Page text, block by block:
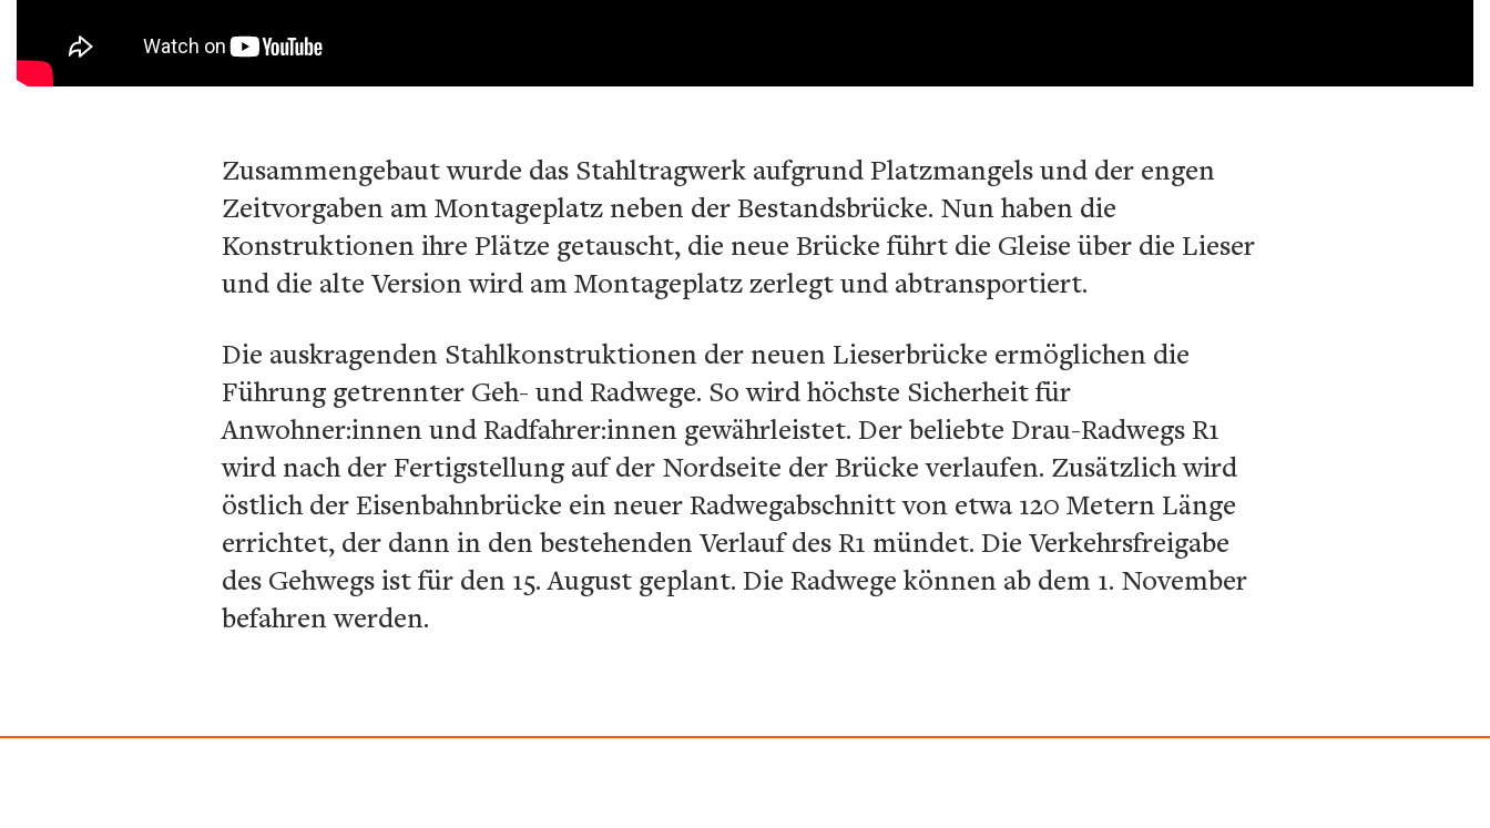
Zusammengebaut wurde das Stahltragwerk aufgrund Platzmangels und der engen
Zeitvorgaben am Montageplatz neben der Bestandsbrücke. Nun haben die
Konstruktionen ihre Plätze getauscht, die neue Brücke führt die Gleise über die Lieser
und die alte Version wird am Montageplatz zerlegt und abtransportiert.
Die auskragenden Stahlkonstruktionen der neuen Lieserbrücke ermöglichen die
Führung getrennter Geh- und Radwege. So wird höchste Sicherheit für
Anwohner:innen und Radfahrer:innen gewährleistet. Der beliebte Drau-Radwegs R1
wird nach der Fertigstellung auf der Nordseite der Brücke verlaufen. Zusätzlich wird
östlich der Eisenbahnbrücke ein neuer Radwegabschnitt von etwa 120 Metern Länge
errichtet, der dann in den bestehenden Verlauf des R1 mündet. Die Verkehrsfreigabe
des Gehwegs ist für den 15. August geplant. Die Radwege können ab dem 1. November
befahren werden.